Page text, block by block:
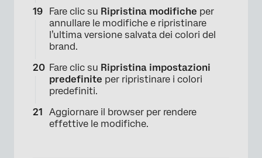
×
Fare clic su Ripristina modifiche per
annullare le modifiche e ripristinare
l’ultima versione salvata dei colori del
brand.
Fare clic su Ripristina impostazioni
predefinite per ripristinare i colori
predefiniti.
Aggiornare il browser per rendere
effettive le modifiche.